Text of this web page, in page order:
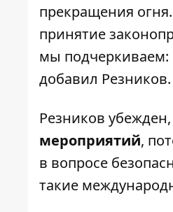
прекращения
принятие
мы подчеркиваем:
добавил Резников.
Резников
мероприятий,
в вопросе
такие